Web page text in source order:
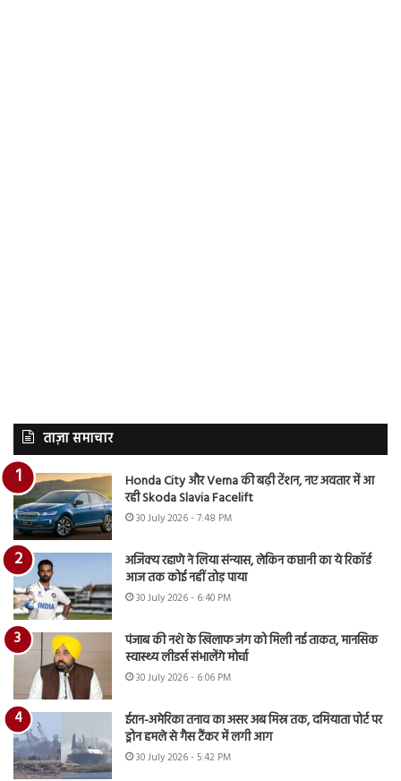
ताज़ा समाचार
Honda City और Verna की बढ़ी टेंशन, नए अवतार में आ
रही Skoda Slavia Facelift
30 July 2026 - 7:48 PM
अजिंक्य रहाणे ने लिया संन्यास, लेकिन कप्तानी का ये रिकॉर्ड
आज तक कोई नहीं तोड़ पाया
30 July 2026 - 6:40 PM
पंजाब की नशे के खिलाफ जंग को मिली नई ताकत, मानसिक
स्वास्थ्य लीडर्स संभालेंगे मोर्चा
30 July 2026 - 6:06 PM
ईरान-अमेरिका तनाव का असर अब मिस्र तक, दमियाता पोर्ट पर
ड्रोन हमले से गैस टैंकर में लगी आग
30 July 2026 - 5:42 PM